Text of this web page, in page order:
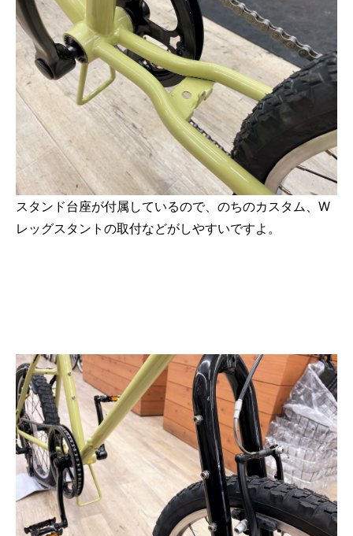
スタンド台座が付属しているので、のちのカスタム、W
レッグスタントの取付などがしやすいですよ。